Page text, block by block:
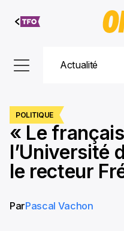
Aller au
contenu
Actualité
POLITIQUE
« Le
l’Université
le recteur
ParPascal Vachon